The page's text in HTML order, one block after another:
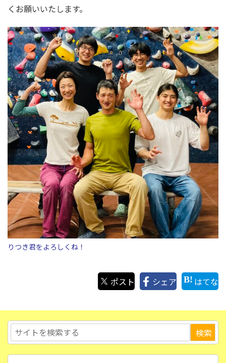
くお願いいたします。
りつき君をよろしくね！
ポスト シェア はてな